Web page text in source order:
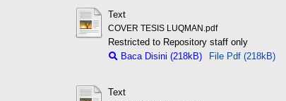
Text
COVER TESIS LUQMAN.pdf
Restricted to Repository staff only
Baca Disini (218kB)
File Pdf (218kB)
Text